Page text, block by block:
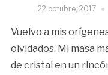
22 octubre, 2017
Vuelvo a mis
olvidados. Mi masa
de cristal en un